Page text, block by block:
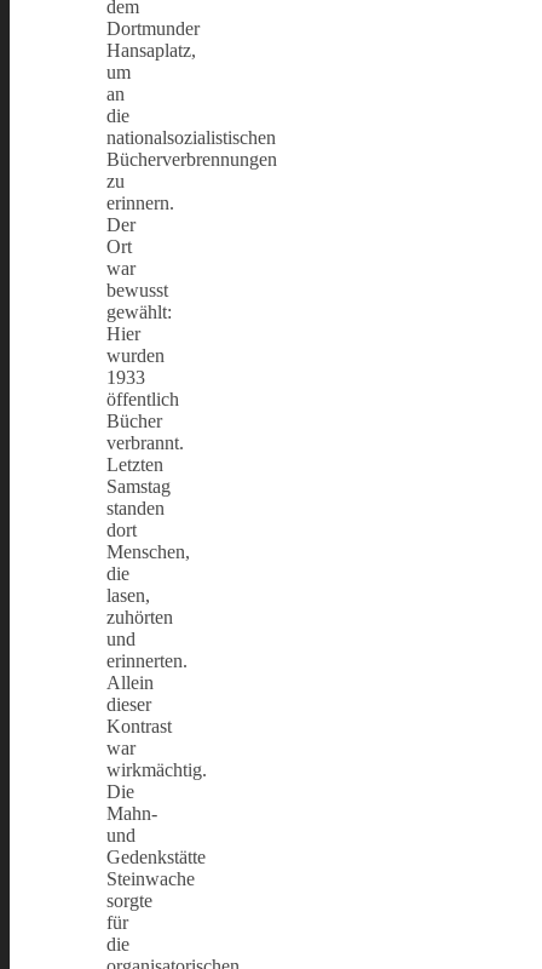
dem
Dortmunder
Hansaplatz,
um
an
die
nationalsozialistischen
Bücherverbrennungen
zu
erinnern.
Der
Ort
war
bewusst
gewählt:
Hier
wurden
1933
öffentlich
Bücher
verbrannt.
Letzten
Samstag
standen
dort
Menschen,
die
lasen,
zuhörten
und
erinnerten.
Allein
dieser
Kontrast
war
wirkmächtig.
Die
Mahn-
und
Gedenkstätte
Steinwache
sorgte
für
die